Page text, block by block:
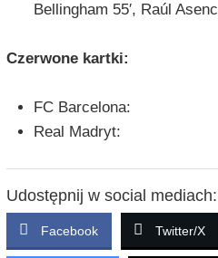
Bellingham 55′, Raúl
Czerwone kartki:
FC Barcelona:
Real Madryt:
Udostępnij w social mediach:
Facebook Twitter/X